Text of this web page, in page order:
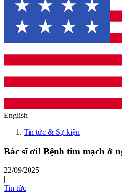
English
Tin tức & Sự kiện
Bác sĩ ơi! Bệnh tim mạch ở
22/09/2025
|
Tin tức